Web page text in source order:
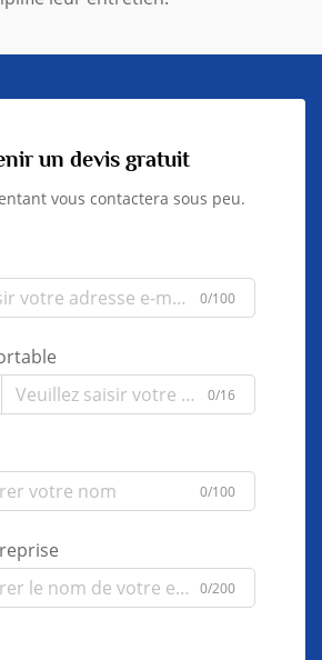
un devis gratuit
vous contactera sous peu.
0/100
0/16
0/100
0/200